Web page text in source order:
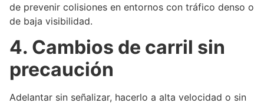
de prevenir colisiones en entornos con tráfico denso o
de baja visibilidad.
4. Cambios de carril sin
precaución
Adelantar sin señalizar, hacerlo a alta velocidad o sin